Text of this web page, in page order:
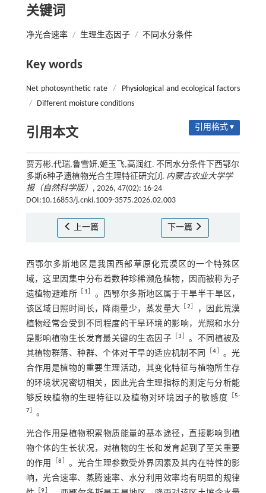
关键词
净光合速率 / 生理生态因子 / 不同水分条件
Key words
Net photosynthetic rate /
Physiological and ecological factors
/
Different moisture conditions
引用本文 引用格式 ▾
贾芳彬,代瑞,鲁雪妍,姬玉飞,高润红. 不同水分条件下西鄂尔
多斯6种孑遗植物光合生理特征研究[J]. 内蒙古农业大学学
报（自然科学版） , 2026, 47(02): 16-24
DOI:10.16853/j.cnki.1009-3575.2026.02.003
上一篇 下一篇
西鄂尔多斯地区是我国西部草原化荒漠区的一个特殊区
域，这里因集中分布着数种珍稀濒危植物，因而被称为孑
遗植物避难所
1
。西鄂尔多斯地区属于干旱半干旱区，
该区域日照时间长，降雨量少，蒸发量大
2
，因此荒漠
植物经常会受到不同程度的干旱环境的影响，光照和水分
是影响植物生长发育最关键的生态因子 ［3
。不同植被及
其植物群落、种群、个体对干旱的适应机制不同
［4
。光
合作用是植物的重要生理活动，其变化特征与植物所生存
的环境状况密切相关，因此光合生理指标的测定与分析能
够反映植物的生理特征以及植物对环境因子的敏感度
［5-
7］ 。
光合作用是植物积累物质能量的基本途径，直接影响到植
物个体的生长状况，对植物的生长和发育起到了至关重要
的作用
［8
。光合生理参数受外界因素及其内在特性的影
响，光合速率、蒸腾速率、水分利用效率均有明显的规律
［9